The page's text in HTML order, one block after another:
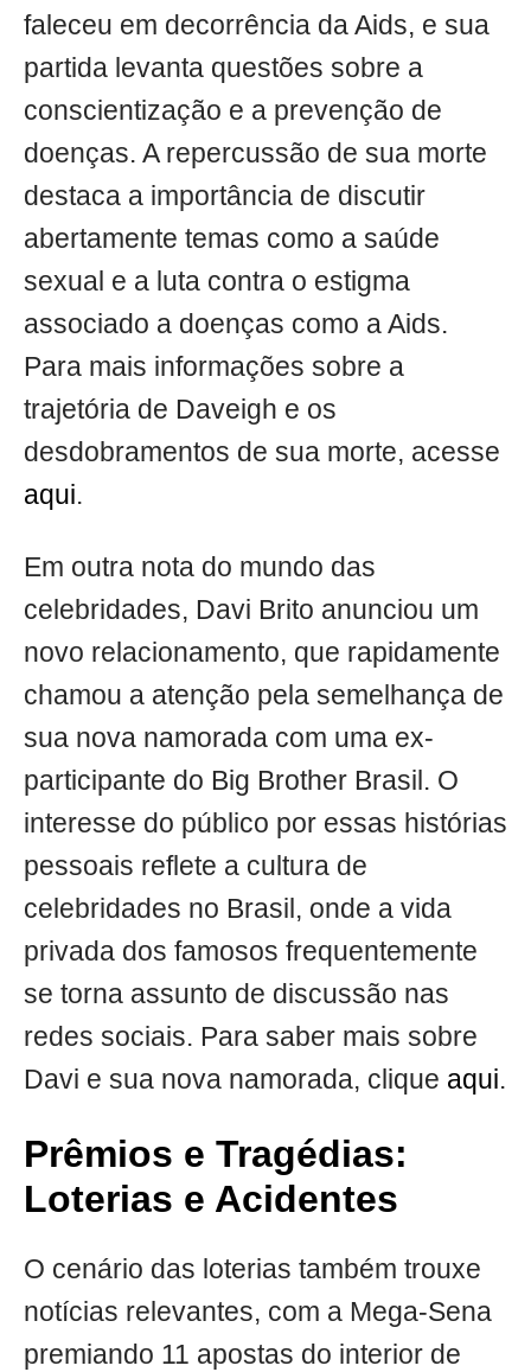
faleceu em decorrência da Aids, e sua
partida levanta questões sobre a
conscientização e a prevenção de
doenças. A repercussão de sua morte
destaca a importância de discutir
abertamente temas como a saúde
sexual e a luta contra o estigma
associado a doenças como a Aids.
Para mais informações sobre a
trajetória de Daveigh e os
desdobramentos de sua morte, acesse
aqui.
Em outra nota do mundo das
celebridades, Davi Brito anunciou um
novo relacionamento, que rapidamente
chamou a atenção pela semelhança de
sua nova namorada com uma ex-
participante do Big Brother Brasil. O
interesse do público por essas histórias
pessoais reflete a cultura de
celebridades no Brasil, onde a vida
privada dos famosos frequentemente
se torna assunto de discussão nas
redes sociais. Para saber mais sobre
Davi e sua nova namorada, clique aqui.
Prêmios e Tragédias:
Loterias e Acidentes
O cenário das loterias também trouxe
notícias relevantes, com a Mega-Sena
premiando 11 apostas do interior de